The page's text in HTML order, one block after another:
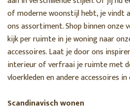
of moderne woonstijl hebt, je vindt
ons assortiment. Shop binnen onze
kijk per ruimte in je woning naar
accessoires. Laat je door ons
interieur of verfraai je ruimte met
vloerkleden en andere accessoires
Scandinavisch wonen